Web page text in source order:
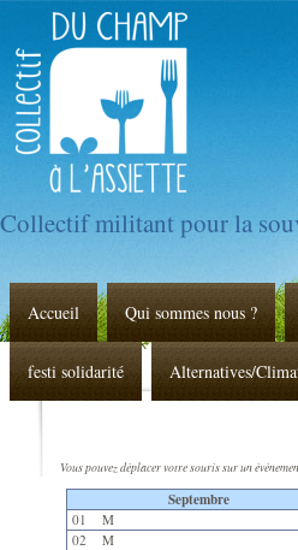
Collectif militant pour la
Accueil Qui sommes nous ?
festi solidarité Alternatives/
Vous pouvez déplacer votre souris sur un
Septembre
01
M
02
M